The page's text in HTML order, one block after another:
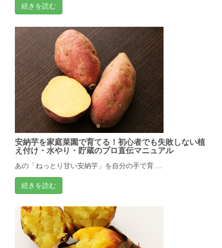
続きを読む
安納芋を家庭菜園で育てる！初心者でも失敗しない植
え付け・水やり・貯蔵のプロ直伝マニュアル
あの「ねっとり甘い安納芋」を自分の手で育 ...
続きを読む